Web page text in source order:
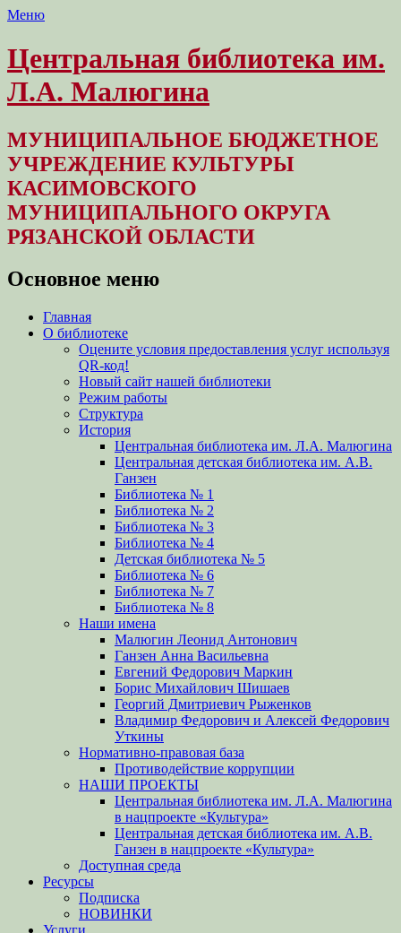
Меню
Центральная библиотека им.
Л.А. Малюгина
МУНИЦИПАЛЬНОЕ БЮДЖЕТНОЕ
УЧРЕЖДЕНИЕ КУЛЬТУРЫ
КАСИМОВСКОГО
МУНИЦИПАЛЬНОГО ОКРУГА
РЯЗАНСКОЙ ОБЛАСТИ
Основное меню
Перейти
содержимому
Главная
О библиотеке
Оцените условия предоставления услуг используя
QR-код!
Новый сайт нашей библиотеки
Режим работы
Структура
История
Центральная библиотека им. Л.А. Малюгина
Центральная детская библиотека им. А.В.
Ганзен
Библиотека № 1
Библиотека № 2
Библиотека № 3
Библиотека № 4
Детская библиотека № 5
Библиотека № 6
Библиотека № 7
Библиотека № 8
Наши имена
Малюгин Леонид Антонович
Ганзен Анна Васильевна
Евгений Федорович Маркин
Борис Михайлович Шишаев
Георгий Дмитриевич Рыженков
Владимир Федорович и Алексей Федорович
Уткины
Нормативно-правовая база
Противодействие коррупции
НАШИ ПРОЕКТЫ
Центральная библиотека им. Л.А. Малюгина
в нацпроекте «Культура»
Центральная детская библиотека им. А.В.
Ганзен в нацпроекте «Культура»
Доступная среда
Ресурсы
Подписка
НОВИНКИ
Услуги